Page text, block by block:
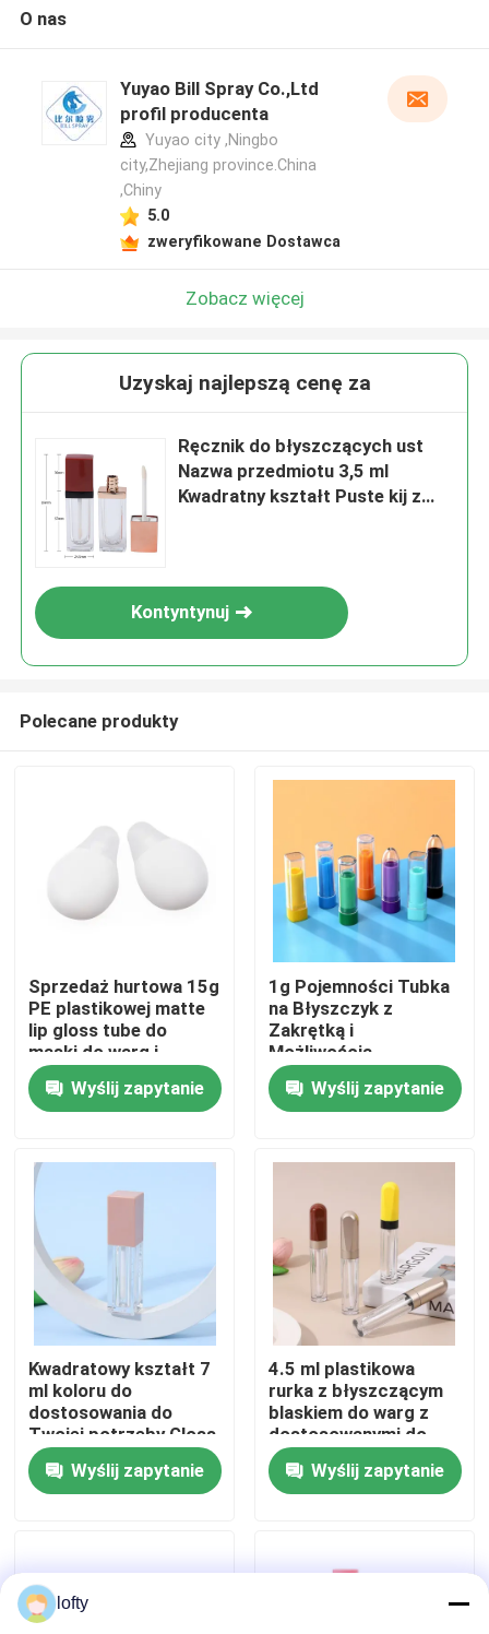
Dom
Produkty
Wycieczka po fabryce
Kontrola jakości
Skontaktuj się z nami
Aktualności
Mini Rozpylacz
O nas
Yuyao Bill Spray Co.,Ltd
profil producenta
Yuyao city ,Ningbo
city,Zhejiang province.China
,Chiny
5.0
zweryfikowane Dostawca
Zobacz więcej
Uzyskaj najlepszą cenę za
Ręcznik do błyszczących ust
Nazwa przedmiotu 3,5 ml
Kwadratny kształt Puste kij z
Kontyntynuj
Polecane produkty
Sprzedaż hurtowa 15g
PE plastikowej matte
lip gloss tube do
maski do warg i
opakowań
kosmetycznych
Wyślij zapytanie
1g Pojemności Tubka
na Błyszczyk z
Zakrętką i
Możliwością
Personalizacji dla
Precyzyjnej Aplikacji
Wyślij zapytanie
Kwadratowy kształt 7
ml koloru do
dostosowania do
Twojej potrzeby Gloss
do ust Pusty pojemnik
z glosem do ust do
płynnej szminki
Wyślij zapytanie
4.5 ml plastikowa
rurka z błyszczącym
blaskiem do warg z
dostosowanymi do
potrzeb kolorami i
wytrzymałą
konstrukcją do
Wyślij zapytanie
lofty